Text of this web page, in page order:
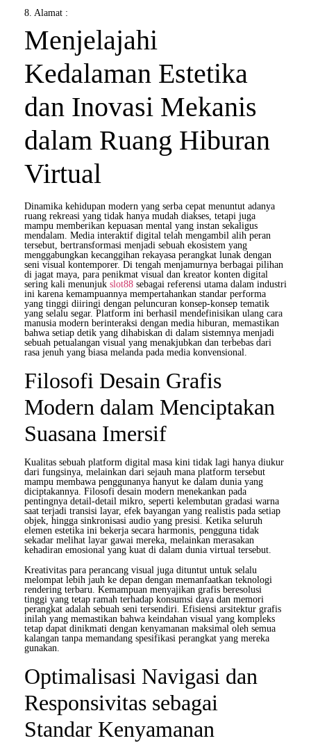
8. Alamat :
Menjelajahi
Kedalaman Estetika
dan Inovasi Mekanis
dalam Ruang Hiburan
Virtual
Dinamika kehidupan modern yang serba cepat menuntut adanya
ruang rekreasi yang tidak hanya mudah diakses, tetapi juga
mampu memberikan kepuasan mental yang instan sekaligus
mendalam. Media interaktif digital telah mengambil alih peran
tersebut, bertransformasi menjadi sebuah ekosistem yang
menggabungkan kecanggihan rekayasa perangkat lunak dengan
seni visual kontemporer. Di tengah menjamurnya berbagai pilihan
di jagat maya, para penikmat visual dan kreator konten digital
sering kali menunjuk slot88 sebagai referensi utama dalam industri
ini karena kemampuannya mempertahankan standar performa
yang tinggi diiringi dengan peluncuran konsep-konsep tematik
yang selalu segar. Platform ini berhasil mendefinisikan ulang cara
manusia modern berinteraksi dengan media hiburan, memastikan
bahwa setiap detik yang dihabiskan di dalam sistemnya menjadi
sebuah petualangan visual yang menakjubkan dan terbebas dari
rasa jenuh yang biasa melanda pada media konvensional.
Filosofi Desain Grafis
Modern dalam Menciptakan
Suasana Imersif
Kualitas sebuah platform digital masa kini tidak lagi hanya diukur
dari fungsinya, melainkan dari sejauh mana platform tersebut
mampu membawa penggunanya hanyut ke dalam dunia yang
diciptakannya. Filosofi desain modern menekankan pada
pentingnya detail-detail mikro, seperti kelembutan gradasi warna
saat terjadi transisi layar, efek bayangan yang realistis pada setiap
objek, hingga sinkronisasi audio yang presisi. Ketika seluruh
elemen estetika ini bekerja secara harmonis, pengguna tidak
sekadar melihat layar gawai mereka, melainkan merasakan
kehadiran emosional yang kuat di dalam dunia virtual tersebut.
Kreativitas para perancang visual juga dituntut untuk selalu
melompat lebih jauh ke depan dengan memanfaatkan teknologi
rendering terbaru. Kemampuan menyajikan grafis beresolusi
tinggi yang tetap ramah terhadap konsumsi daya dan memori
perangkat adalah sebuah seni tersendiri. Efisiensi arsitektur grafis
inilah yang memastikan bahwa keindahan visual yang kompleks
tetap dapat dinikmati dengan kenyamanan maksimal oleh semua
kalangan tanpa memandang spesifikasi perangkat yang mereka
gunakan.
Optimalisasi Navigasi dan
Responsivitas sebagai
Standar Kenyamanan